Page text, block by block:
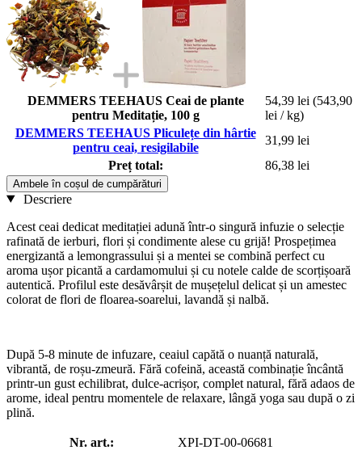
DEMMERS TEEHAUS Ceai de plante
pentru Meditație, 100 g
54,39 lei (543,90
lei / kg)
DEMMERS TEEHAUS Pliculețe din hârtie
pentru ceai, resigilabile
31,99 lei
Preț total:
86,38 lei
Ambele în coșul de cumpărături
Descriere
Acest ceai dedicat meditației adună într-o singură infuzie o selecție
rafinată de ierburi, flori și condimente alese cu grijă! Prospețimea
energizantă a lemongrassului și a mentei se combină perfect cu
aroma ușor picantă a cardamomului și cu notele calde de scorțișoară
autentică. Profilul este desăvârșit de mușețelul delicat și un amestec
colorat de flori de floarea-soarelui, lavandă și nalbă.
După 5-8 minute de infuzare, ceaiul capătă o nuanță naturală,
vibrantă, de roșu-zmeură. Fără cofeină, această combinație încântă
printr-un gust echilibrat, dulce-acrișor, complet natural, fără adaos de
arome, ideal pentru momentele de relaxare, lângă yoga sau după o zi
plină.
Nr. art.:
XPI-DT-00-06681